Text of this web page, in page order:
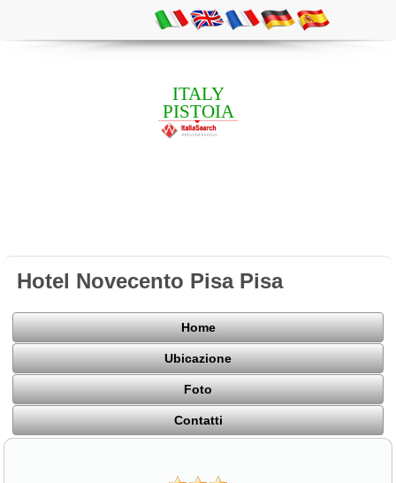
ITALY
PISTOIA
Hotel Novecento Pisa Pisa
Home
Ubicazione
Foto
Contatti